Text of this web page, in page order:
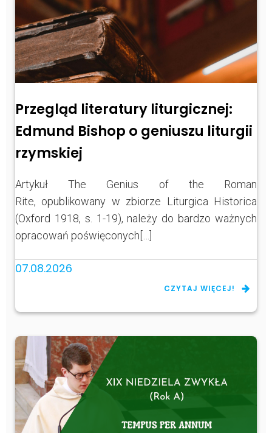
Przegląd literatury liturgicznej:
Edmund Bishop o geniuszu liturgii
rzymskiej
Artykuł The Genius of the Roman
Rite, opublikowany w zbiorze Liturgica Historica
(Oxford 1918, s. 1-19), należy do bardzo ważnych
opracowań poświęconych[…]
07.08.2026
CZYTAJ WIĘCEJ!